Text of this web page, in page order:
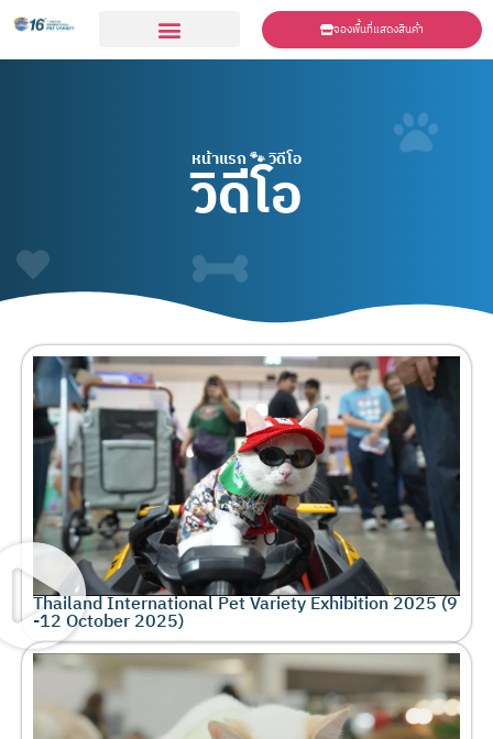
จองพื้นที่แสดงสินค้า
หน้าแรก🐾วิดีโอ
วิดีโอ
Thailand International Pet Variety Exhibition 2025 (9
-12 October 2025)